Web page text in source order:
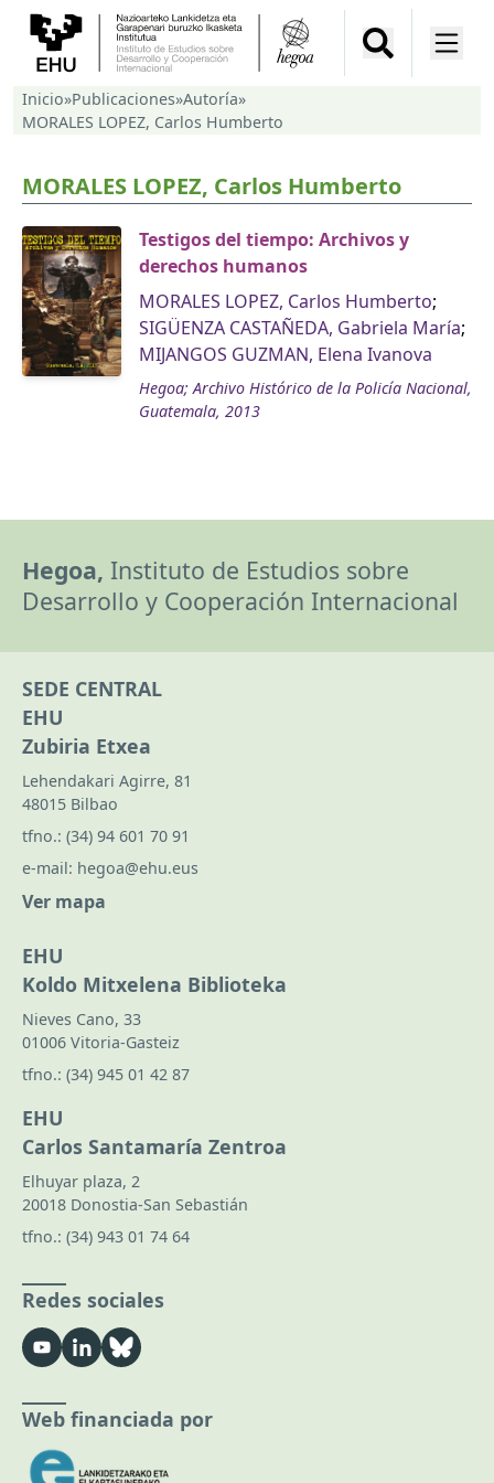
Inicio»Publicaciones»Autoría»
MORALES LOPEZ, Carlos Humberto
MORALES LOPEZ, Carlos Humberto
Testigos del tiempo: Archivos y
derechos humanos
MORALES LOPEZ, Carlos Humberto;
SIGÜENZA CASTAÑEDA, Gabriela María;
MIJANGOS GUZMAN, Elena Ivanova
Hegoa; Archivo Histórico de la Policía Nacional,
Guatemala, 2013
Hegoa, Instituto de Estudios sobre
Desarrollo y Cooperación Internacional
SEDE CENTRAL
EHU
Zubiria Etxea
Lehendakari Agirre, 81
48015 Bilbao
tfno.: (34) 94 601 70 91
e-mail: hegoa@ehu.eus
Ver mapa
EHU
Koldo Mitxelena Biblioteka
Nieves Cano, 33
01006 Vitoria-Gasteiz
tfno.: (34) 945 01 42 87
EHU
Carlos Santamaría Zentroa
Elhuyar plaza, 2
20018 Donostia-San Sebastián
tfno.: (34) 943 01 74 64
Redes sociales
Web financiada por